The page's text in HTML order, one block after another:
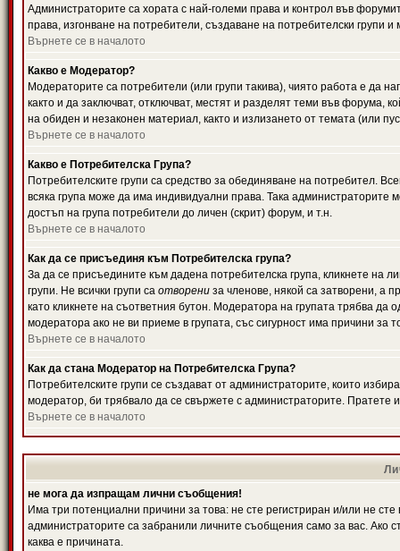
Администраторите са хората с най-големи права и контрол във
права, изгонване на потребители, създаване на потребителски групи
Върнете се в началото
Какво е Модератор?
Модераторите са потребители (или групи такива), чиято работа е да
както и да заключват, отключват, местят и разделят теми във форума,
на обиден и незаконен материал, както и излизането от темата (или
Върнете се в началото
Какво е Потребителска Група?
Потребителските групи са средство за обединяване на потребител.
всяка група може да има индивидуални права. Така
достъп на група потребители до личен (скрит) форум, и т.н.
Върнете се в началото
Как да се присъединя към Потребителска група?
За да се присъедините към дадена потребителска група, кликнете на
групи. Не всички групи са отворени за членове, някой са затворени, а
като кликнете на съответния бутон. Модератора на групата трябва
модератора ако не ви приеме в групата, със сигурност има причини за
Върнете се в началото
Как да стана Модератор на Потребителска Група?
Потребителските групи се създават от администраторите, които
модератор, би трябвало да се свържете с администраторите.
Върнете се в началото
не мога да изпращам лични съобщения!
Има три потенциални причини за това: не сте регистриран и/или не
администраторите са забранили личните съобщения само за вас. Ако
каква е причината.